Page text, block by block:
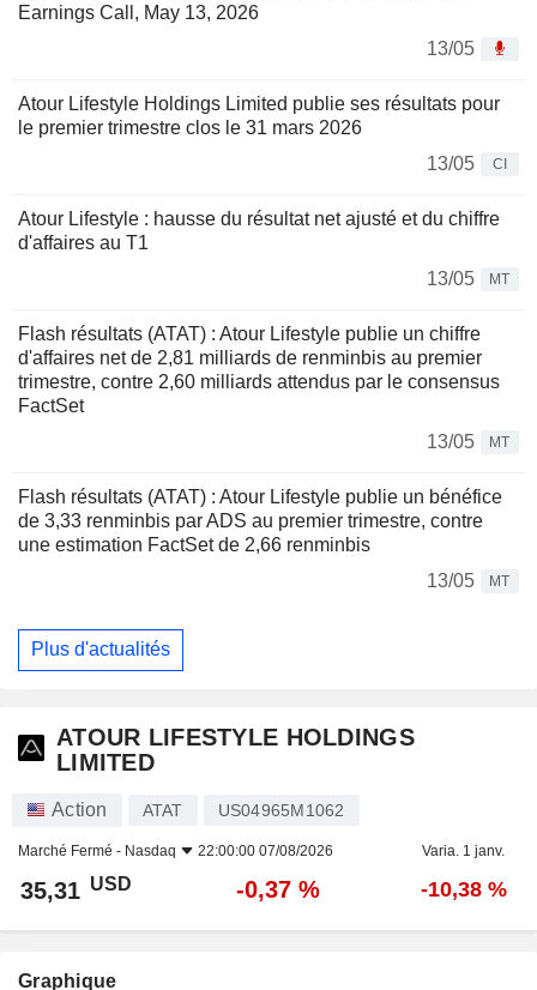
Earnings Call, May 13, 2026
13/05
Atour Lifestyle Holdings Limited publie ses résultats pour
le premier trimestre clos le 31 mars 2026
13/05
CI
Atour Lifestyle : hausse du résultat net ajusté et du chiffre
d'affaires au T1
13/05
MT
Flash résultats (ATAT) : Atour Lifestyle publie un chiffre
d'affaires net de 2,81 milliards de renminbis au premier
trimestre, contre 2,60 milliards attendus par le consensus
FactSet
13/05
MT
Flash résultats (ATAT) : Atour Lifestyle publie un bénéfice
de 3,33 renminbis par ADS au premier trimestre, contre
une estimation FactSet de 2,66 renminbis
13/05
MT
Plus d'actualités
ATOUR LIFESTYLE HOLDINGS
LIMITED
Action ATAT US04965M1062
Marché Fermé - Nasdaq 22:00:00 07/08/2026 Varia. 1 janv.
35,31 USD -0,37 % -10,38 %
Graphique